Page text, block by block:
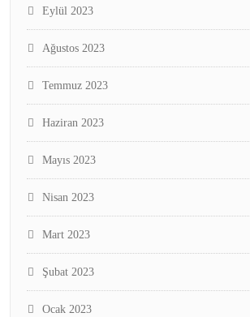
Eylül 2023
Ağustos 2023
Temmuz 2023
Haziran 2023
Mayıs 2023
Nisan 2023
Mart 2023
Şubat 2023
Ocak 2023